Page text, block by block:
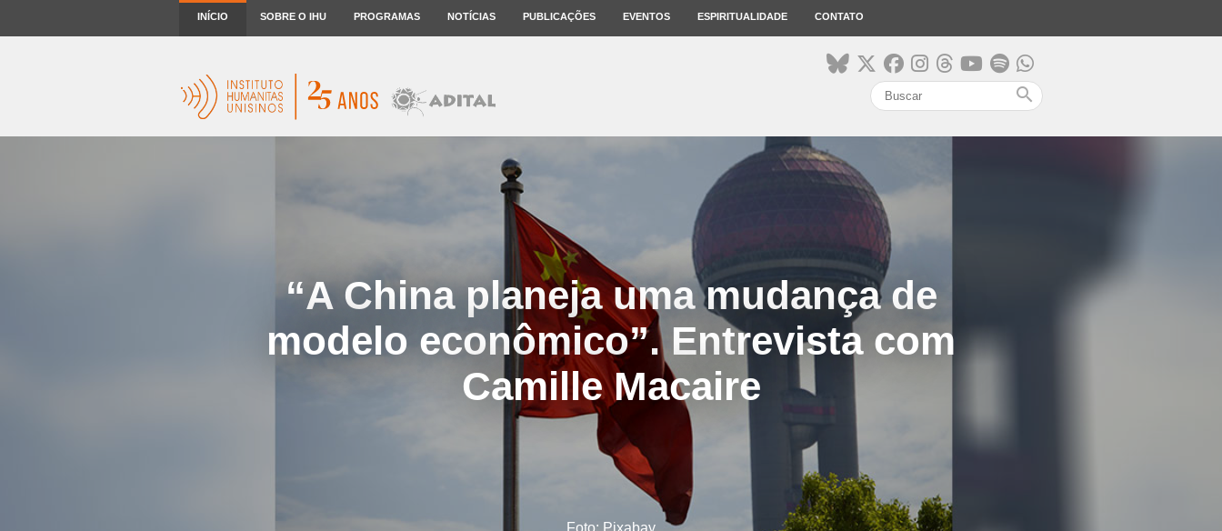
INÍCIO SOBRE O IHU PROGRAMAS NOTÍCIAS PUBLICAÇÕES EVENTOS ESPIRITUALIDADE CONTATO
search
“A China planeja uma mudança de
modelo econômico”. Entrevista com
Camille Macaire
Foto: Pixabay